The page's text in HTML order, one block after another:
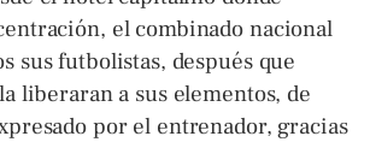
el combinado nacional
sus futbolistas, después que
liberaran a sus elementos, de
por el entrenador, gracias